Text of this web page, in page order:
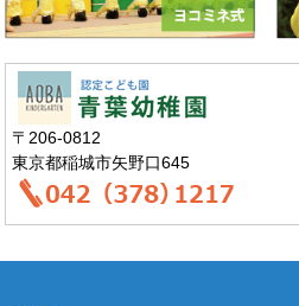
〒206-0812
東京都稲城市矢野口645